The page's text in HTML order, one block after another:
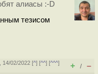
алиасы :-D
тезисом
14/02/2022 [^] [^^] [^^^]
+ / –